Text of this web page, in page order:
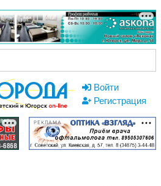
Войти
Регистрация
РЕКЛАМА